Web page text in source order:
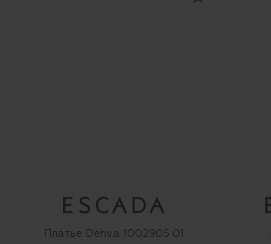
Платье Dehva 1002905 01